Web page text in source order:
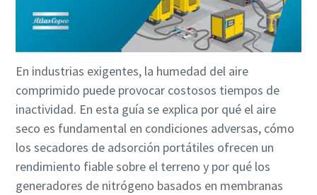
En industrias exigentes, la humedad del aire
comprimido puede provocar costosos tiempos de
inactividad. En esta guía se explica por qué el aire
seco es fundamental en condiciones adversas, cómo
los secadores de adsorción portátiles ofrecen un
rendimiento fiable sobre el terreno y por qué los
generadores de nitrógeno basados en membranas